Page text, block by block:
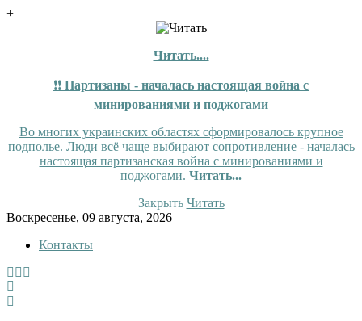
+
Читать....
❗❗ Партизаны - началась настоящая война с
минированиями и поджогами
Во многих украинских областях сформировалось крупное
подполье. Люди всё чаще выбирают сопротивление - началась
настоящая партизанская война с минированиями и
поджогами. Читать...
Закрыть Читать
Skip
content
Воскресенье, 09 августа, 2026
Контакты
InfoRuss
InfoRuss — Новости